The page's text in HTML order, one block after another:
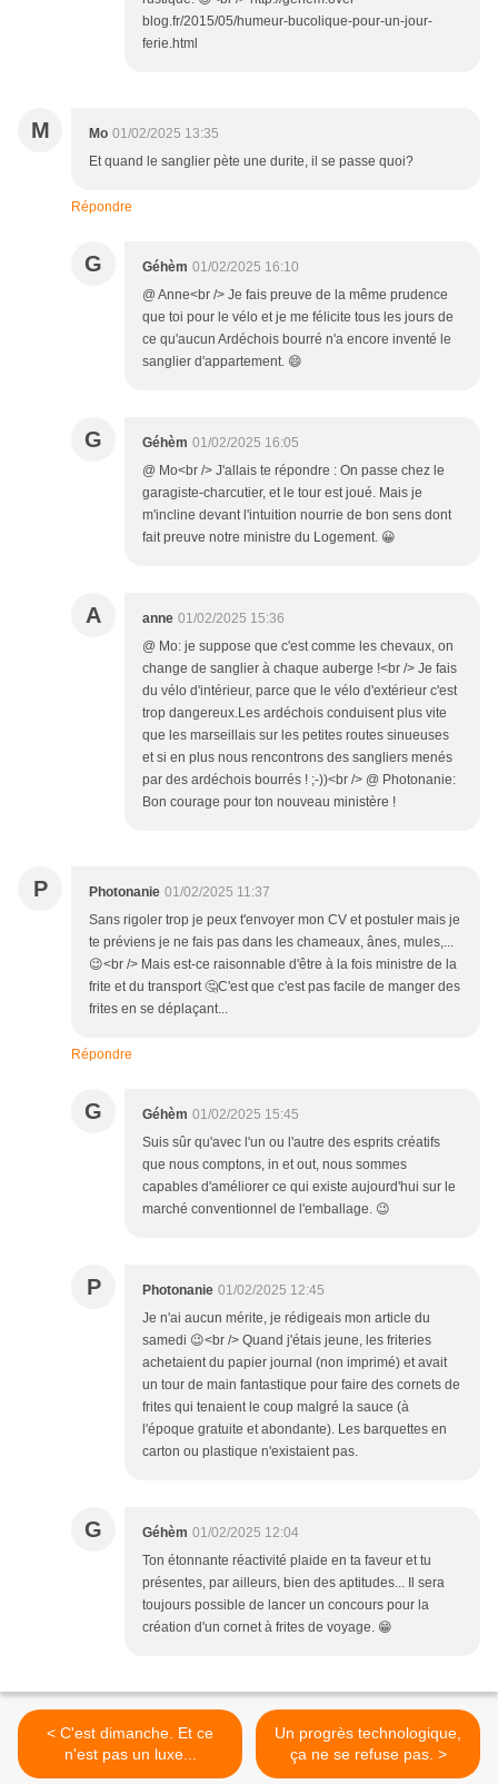
blog.fr/2015/05/humeur-bucolique-pour-un-jour-
ferie.html
M Mo 01/02/2025 13:35
Et quand le sanglier pète une durite, il se passe quoi?
Répondre
G Géhèm 01/02/2025 16:10
@ Anne<br /> Je fais preuve de la même prudence
que toi pour le vélo et je me félicite tous les jours de
ce qu'aucun Ardéchois bourré n'a encore inventé le
sanglier d'appartement. 😄
G Géhèm 01/02/2025 16:05
@ Mo<br /> J'allais te répondre : On passe chez le
garagiste-charcutier, et le tour est joué. Mais je
m'incline devant l'intuition nourrie de bon sens dont
fait preuve notre ministre du Logement. 😀
A anne 01/02/2025 15:36
@ Mo: je suppose que c'est comme les chevaux, on
change de sanglier à chaque auberge !<br /> Je fais
du vélo d'intérieur, parce que le vélo d'extérieur c'est
trop dangereux.Les ardéchois conduisent plus vite
que les marseillais sur les petites routes sinueuses
et si en plus nous rencontrons des sangliers menés
par des ardéchois bourrés ! ;-))<br /> @ Photonanie:
Bon courage pour ton nouveau ministère !
P Photonanie 01/02/2025 11:37
Sans rigoler trop je peux t'envoyer mon CV et postuler mais je
te préviens je ne fais pas dans les chameaux, ânes, mules,...
😉<br /> Mais est-ce raisonnable d'être à la fois ministre de la
frite et du transport 🤔C'est que c'est pas facile de manger des
frites en se déplaçant...
Répondre
G Géhèm 01/02/2025 15:45
Suis sûr qu'avec l'un ou l'autre des esprits créatifs
que nous comptons, in et out, nous sommes
capables d'améliorer ce qui existe aujourd'hui sur le
marché conventionnel de l'emballage. 😉
P Photonanie 01/02/2025 12:45
Je n'ai aucun mérite, je rédigeais mon article du
samedi 😉<br /> Quand j'étais jeune, les friteries
achetaient du papier journal (non imprimé) et avait
un tour de main fantastique pour faire des cornets de
frites qui tenaient le coup malgré la sauce (à
l'époque gratuite et abondante). Les barquettes en
carton ou plastique n'existaient pas.
G Géhèm 01/02/2025 12:04
Ton étonnante réactivité plaide en ta faveur et tu
présentes, par ailleurs, bien des aptitudes... Il sera
toujours possible de lancer un concours pour la
création d'un cornet à frites de voyage. 😁
< C'est dimanche. Et ce
n'est pas un luxe...
Un progrès technologique,
ça ne se refuse pas. >